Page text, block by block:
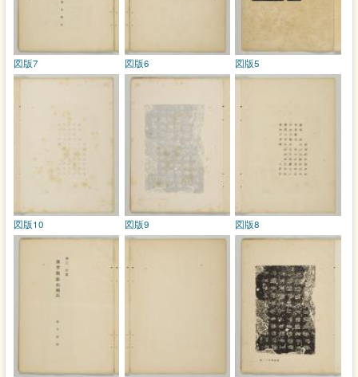
図版5
図版6
図版7
図版8
図版9
図版10